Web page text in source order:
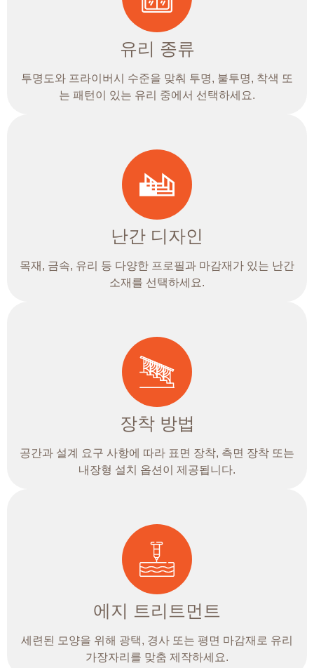
유리 종류
투명도와 프라이버시 수준을 맞춰 투명, 불투명, 착색 또
는 패턴이 있는 유리 중에서 선택하세요.
난간 디자인
목재, 금속, 유리 등 다양한 프로필과 마감재가 있는 난간
소재를 선택하세요.
장착 방법
공간과 설계 요구 사항에 따라 표면 장착, 측면 장착 또는
내장형 설치 옵션이 제공됩니다.
에지 트리트먼트
세련된 모양을 위해 광택, 경사 또는 평면 마감재로 유리
가장자리를 맞춤 제작하세요.